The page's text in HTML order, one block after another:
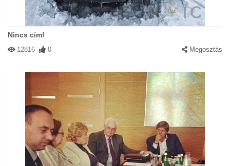
Nincs cím!
12816 0 Megosztás